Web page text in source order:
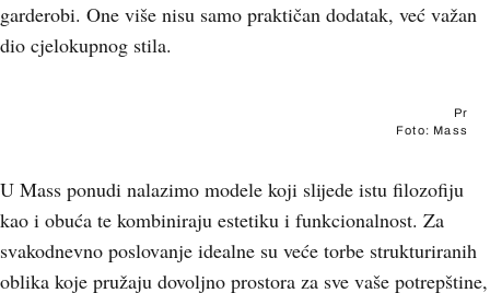
garderobi. One više nisu samo praktičan dodatak, već važan
dio cjelokupnog stila.
Pr
Foto: Mass
U Mass ponudi nalazimo modele koji slijede istu filozofiju
kao i obuća te kombiniraju estetiku i funkcionalnost. Za
svakodnevno poslovanje idealne su veće torbe strukturiranih
oblika koje pružaju dovoljno prostora za sve vaše potrepštine,